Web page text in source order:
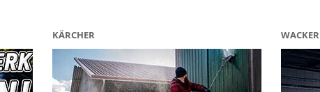
KÄRCHER